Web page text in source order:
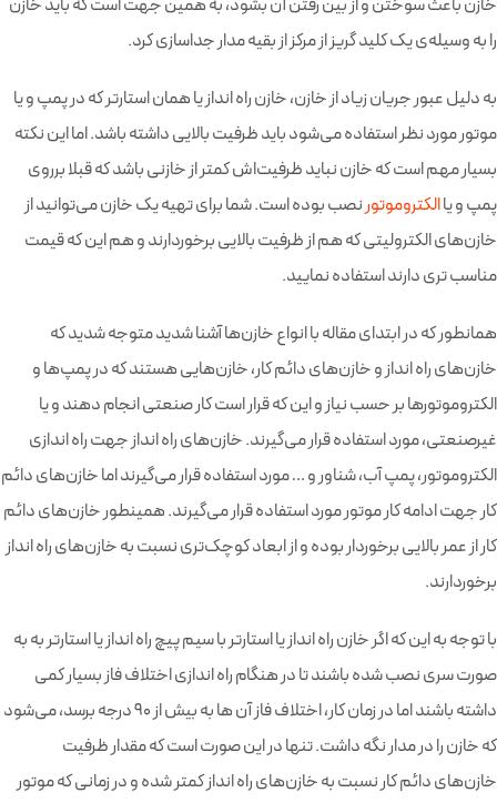
خازن باعث سوختن و از بین رفتن آن بشود، به همین جهت است که باید خازن
را به وسیله‌ی یک کلید گریز از مرکز از بقیه مدار جداسازی کرد.
به دلیل عبور جریان زیاد از خازن، خازن راه انداز یا همان استارتر که در پمپ و یا
موتور مورد نظر استفاده می‌شود باید ظرفیت بالایی داشته باشد. اما این نکته
بسیار مهم است که خازن نباید ظرفیت‌اش کمتر از خازنی باشد که قبلا برروی
پمپ و یاالکتروموتورنصب بوده است. شما برای تهیه یک خازن می‌توانید از
خازن‌های الکترولیتی که هم از ظرفیت بالایی برخوردارند و هم این که قیمت
مناسب تری دارند استفاده نمایید.
همانطور که در ابتدای مقاله با انواع خازن‌ها آشنا شدید متوجه شدید که
خازن‌های راه انداز و خازن‌های دائم کار، خازن‌هایی هستند که در پمپ‌ها و
الکتروموتورها بر حسب نیاز و این که قرار است کار صنعتی انجام دهند و یا
غیرصنعتی، مورد استفاده قرار می‌گیرند. خازن‌های راه انداز جهت راه اندازی
الکتروموتور، پمپ آب، شناور و … مورد استفاده قرار می‌گیرند اما خازن‌های دائم
کار جهت ادامه کار موتور مورد استفاده قرار می‌گیرند. همینطور خازن‌های دائم
کار از عمر بالایی برخوردار بوده و از ابعاد کوچک‌تری نسبت به خازن‌های راه انداز
برخوردارند.
با توجه به این که اگر خازن راه انداز یا استارتر با سیم پیچ راه انداز یا استارتر به به
صورت سری نصب شده باشند تا در هنگام راه اندازی اختلاف فاز بسیار کمی
داشته باشند اما در زمان کار، اختلاف فاز آن ها به بیش از 90 درجه برسد، می‌شود
که خازن را در مدار نگه داشت. تنها در این صورت است که مقدار ظرفیت
خازن‌های دائم کار نسبت به خازن‌های راه انداز کمتر شده و در زمانی که موتور